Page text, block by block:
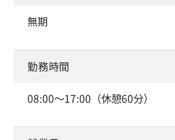
無期
勤務時間
08:00～17:00（休憩60分）